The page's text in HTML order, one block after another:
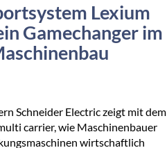
Lexium
Gamechanger im
Schneider Electric zeigt mit dem
carrier, wie Maschinenbauer
wirtschaftlich